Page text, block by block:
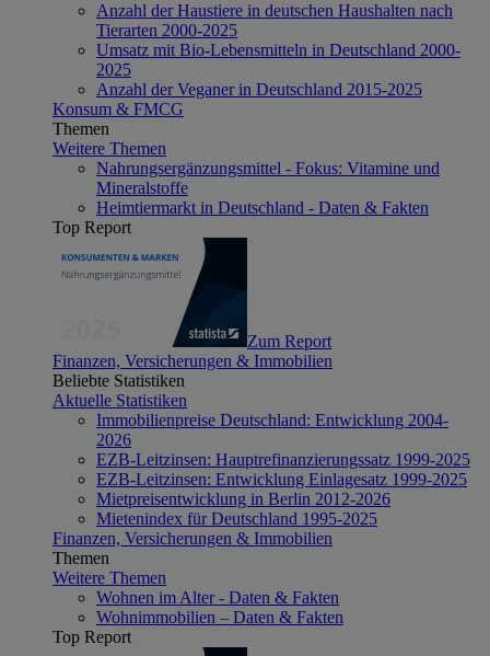
Anzahl der Haustiere in deutschen Haushalten nach
Tierarten 2000-2025
Umsatz mit Bio-Lebensmitteln in Deutschland 2000-
2025
Anzahl der Veganer in Deutschland 2015-2025
Konsum & FMCG
Themen
Weitere Themen
Nahrungsergänzungsmittel - Fokus: Vitamine und
Mineralstoffe
Heimtiermarkt in Deutschland - Daten & Fakten
Top Report
Zum Report
Finanzen, Versicherungen & Immobilien
Beliebte Statistiken
Aktuelle Statistiken
Immobilienpreise Deutschland: Entwicklung 2004-
2026
EZB-Leitzinsen: Hauptrefinanzierungssatz 1999-2025
EZB-Leitzinsen: Entwicklung Einlagesatz 1999-2025
Mietpreisentwicklung in Berlin 2012-2026
Mietenindex für Deutschland 1995-2025
Finanzen, Versicherungen & Immobilien
Themen
Weitere Themen
Wohnen im Alter - Daten & Fakten
Wohnimmobilien – Daten & Fakten
Top Report